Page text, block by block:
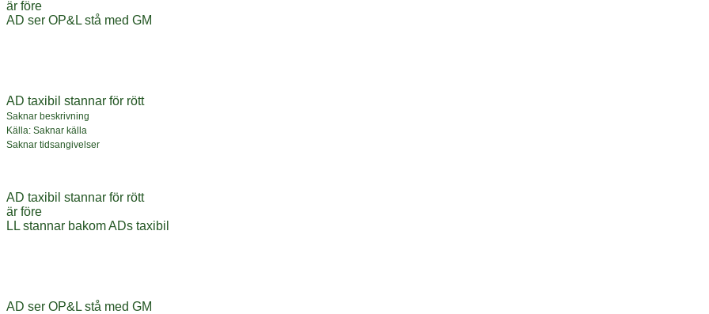
är före
AD ser OP&L stå med GM
AD taxibil stannar för rött
Saknar beskrivning
Källa: Saknar källa
Saknar tidsangivelser
AD taxibil stannar för rött
är före
LL stannar bakom ADs taxibil
AD ser OP&L stå med GM